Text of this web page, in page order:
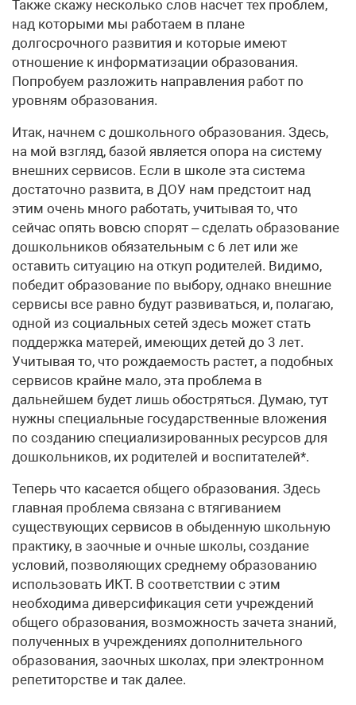
Также скажу несколько слов насчет тех проблем,
над которыми мы работаем в плане
долгосрочного развития и которые имеют
отношение к информатизации образования.
Попробуем разложить направления работ по
уровням образования.
Итак, начнем с дошкольного образования. Здесь,
на мой взгляд, базой является опора на систему
внешних сервисов. Если в школе эта система
достаточно развита, в ДОУ нам предстоит над
этим очень много работать, учитывая то, что
сейчас опять вовсю спорят – сделать образование
дошкольников обязательным с 6 лет или же
оставить ситуацию на откуп родителей. Видимо,
победит образование по выбору, однако внешние
сервисы все равно будут развиваться, и, полагаю,
одной из социальных сетей здесь может стать
поддержка матерей, имеющих детей до 3 лет.
Учитывая то, что рождаемость растет, а подобных
сервисов крайне мало, эта проблема в
дальнейшем будет лишь обостряться. Думаю, тут
нужны специальные государственные вложения
по созданию специализированных ресурсов для
дошкольников, их родителей и воспитателей*.
Теперь что касается общего образования. Здесь
главная проблема связана с втягиванием
существующих сервисов в обыденную школьную
практику, в заочные и очные школы, создание
условий, позволяющих среднему образованию
использовать ИКТ. В соответствии с этим
необходима диверсификация сети учреждений
общего образования, возможность зачета знаний,
полученных в учреждениях дополнительного
образования, заочных школах, при электронном
репетиторстве и так далее.